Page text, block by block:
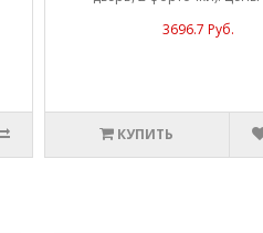
3696.7 Руб.
КУПИТЬ